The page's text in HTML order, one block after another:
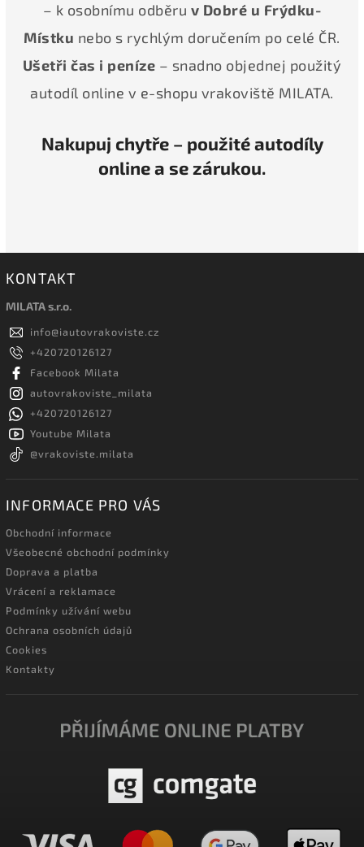
– k osobnímu odběru v Dobré u Frýdku-
Místku nebo s rychlým doručením po celé ČR.
Ušetři čas i peníze – snadno objednej použitý
autodíl online v e-shopu vrakoviště MILATA.
Nakupuj chytře – použité autodíly
online a se zárukou.
KONTAKT
MILATA s.r.o.
info@iautovrakoviste.cz
+420720126127
Facebook Milata
autovrakoviste_milata
+420720126127
Youtube Milata
@vrakoviste.milata
INFORMACE PRO VÁS
Obchodní informace
Všeobecné obchodní podmínky
Doprava a platba
Vrácení a reklamace
Podmínky užívání webu
Ochrana osobních údajů
Cookies
Kontakty